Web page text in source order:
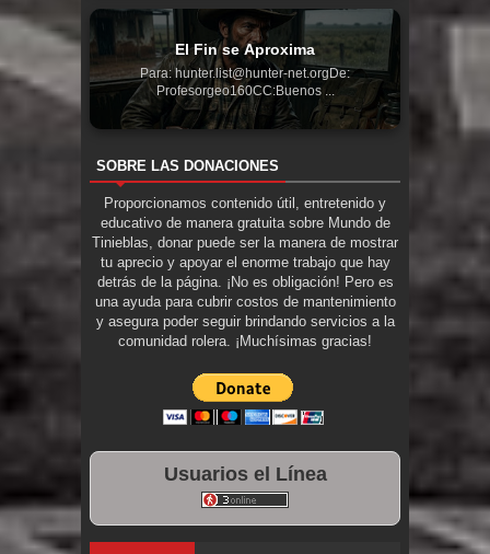
El Fin se Aproxima
Para: hunter.list@hunter-net.orgDe:
Profesorgeo160CC:Buenos ...
SOBRE LAS DONACIONES
Proporcionamos contenido útil, entretenido y
educativo de manera gratuita sobre Mundo de
Tinieblas, donar puede ser la manera de mostrar
tu aprecio y apoyar el enorme trabajo que hay
detrás de la página. ¡No es obligación! Pero es
una ayuda para cubrir costos de mantenimiento
y asegura poder seguir brindando servicios a la
comunidad rolera. ¡Muchísimas gracias!
Usuarios el Línea